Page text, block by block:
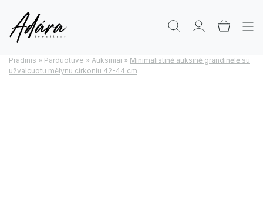
Pradinis » Parduotuve » Auksiniai » Minimalistinė auksinė grandinėlė su
užvalcuotu mėlynu cirkoniu 42-44 cm